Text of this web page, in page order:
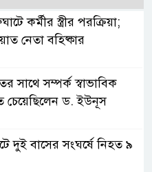
কর্মীর স্ত্রীর পরক্রিয়া;
নেতা বহিষ্কার
সাথে সম্পর্ক স্বাভাবিক
চেয়েছিলেন ড. ইউনূস
দুই বাসের সংঘর্ষে নিহত ৯